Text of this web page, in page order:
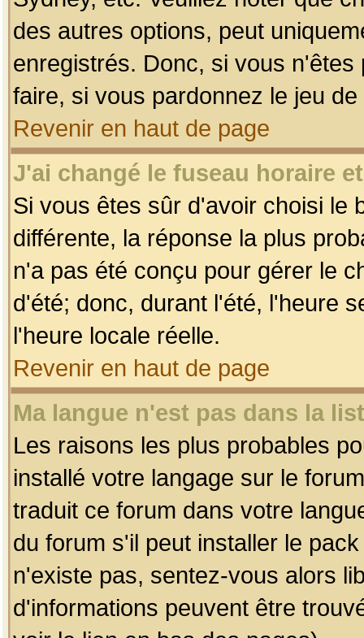
des autres options, peut
enregistrés. Donc, si vous
faire, si vous pardonnez le jeu
Revenir en haut de page
J'ai changé le fuseau horaire
Si vous êtes sûr d'avoir choisi le
différente, la réponse la plus
n'a pas été conçu pour gérer le
d'été; donc, durant l'été, l'heure
l'heure locale réelle.
Revenir en haut de page
Ma langue n'est pas dans la
Les raisons les plus probables
installé votre langage sur le
traduit ce forum dans votre
du forum s'il peut installer le
n'existe pas, sentez-vous alors
d'informations peuvent être